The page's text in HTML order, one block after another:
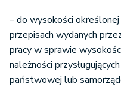
– do wysokości
przepisach wydanych
pracy w sprawie
należności
państwowej lub